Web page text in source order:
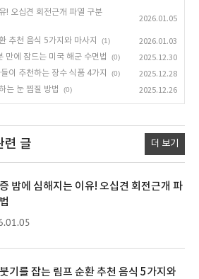
! 오십견 회전근개 파열 구분
2026.01.05
추천 음식 5가지와 마사지 (1)
2026.01.03
만에 잠드는 미국 해군 수면법
(0)
2025.12.30
이 추천하는 장수 식품 4가지
(0)
2025.12.28
는 눈 찜질 방법
(0) 2025.12.26
련 글 더 보기
밤에 심해지는 이유! 오십견 회전근개 파
기를 잡는 림프 순환 추천 음식 5가지와